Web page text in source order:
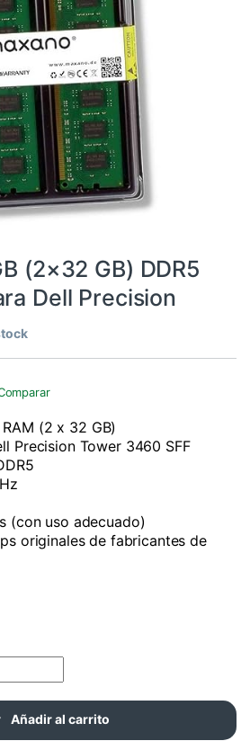
(2×32 GB) DDR5
Dell Precision
(2 x 32 GB)
Precision Tower 3460 SFF
(con uso adecuado)
originales de fabricantes de
DDR5 5600 MHz para Dell Precision
Añadir al carrito